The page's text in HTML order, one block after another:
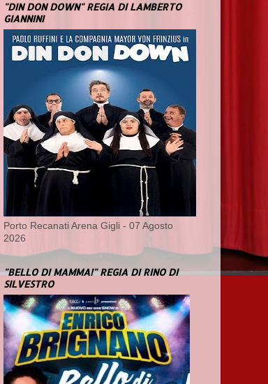
"DIN DON DOWN" REGIA DI LAMBERTO
GIANNINI
Porto Recanati Arena Gigli - 07 Agosto
2026
"BELLO DI MAMMA!" REGIA DI RINO DI
SILVESTRO